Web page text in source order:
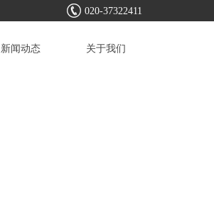
020-37322411
新闻动态 关于我们